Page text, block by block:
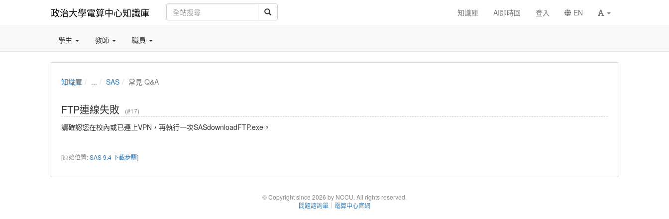
政治大學電算中心知識庫 知識庫 AI即時回 登入 EN
學生 教師 職員
知識庫 ... SAS 常見 Q&A
FTP連線失敗 (#17)
請確認您在校內或已連上VPN，再執行一次SASdownloadFTP.exe。
[原始位置:SAS 9.4 下載步驟]
© Copyright since 2026 by NCCU. All rights reserved.
問題諮詢單 ｜ 電算中心官網